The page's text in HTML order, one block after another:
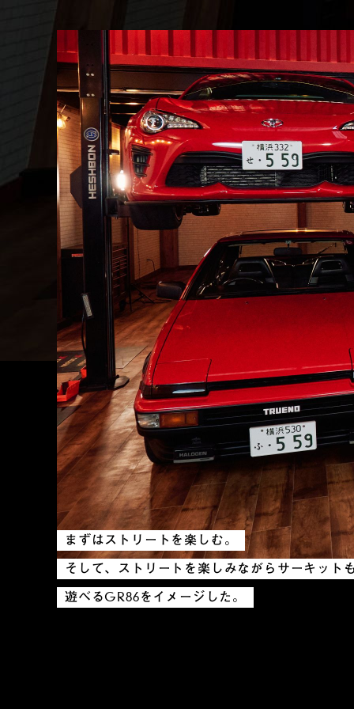
まずはストリートを楽しむ。
そして、ストリートを楽しみながらサーキット
遊べるGR86をイメージした。